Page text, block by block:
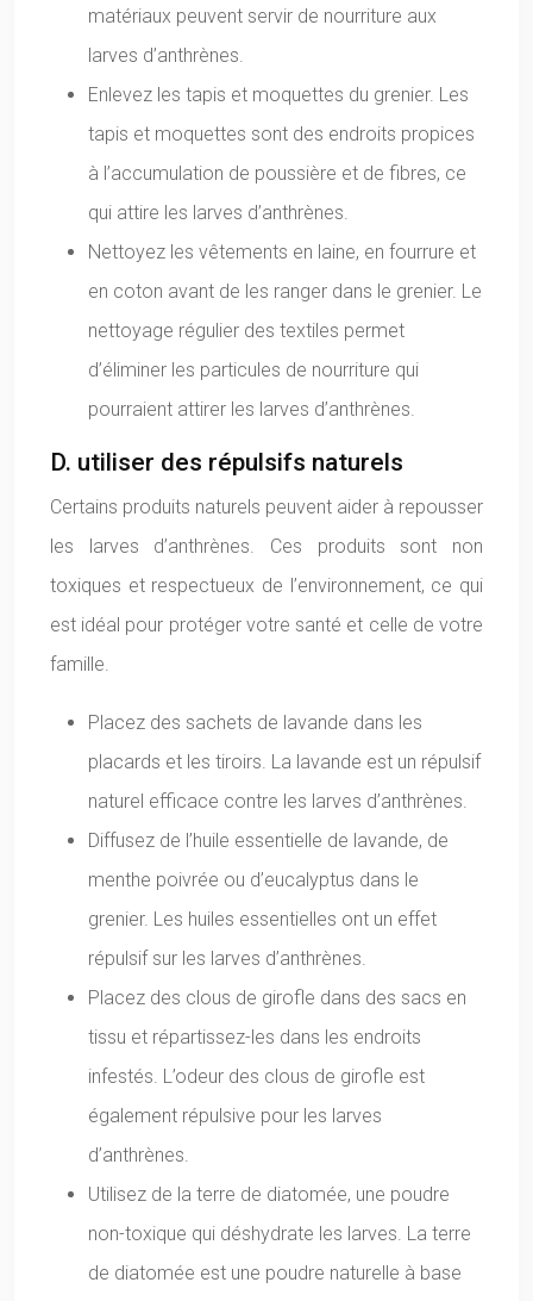
matériaux peuvent servir de nourriture aux
larves d’anthrènes.
Enlevez les tapis et moquettes du grenier. Les
tapis et moquettes sont des endroits propices
à l’accumulation de poussière et de fibres, ce
qui attire les larves d’anthrènes.
Nettoyez les vêtements en laine, en fourrure et
en coton avant de les ranger dans le grenier. Le
nettoyage régulier des textiles permet
d’éliminer les particules de nourriture qui
pourraient attirer les larves d’anthrènes.
D. utiliser des répulsifs naturels
Certains produits naturels peuvent aider à repousser
les larves d’anthrènes. Ces produits sont non
toxiques et respectueux de l’environnement, ce qui
est idéal pour protéger votre santé et celle de votre
famille.
Placez des sachets de lavande dans les
placards et les tiroirs. La lavande est un répulsif
naturel efficace contre les larves d’anthrènes.
Diffusez de l’huile essentielle de lavande, de
menthe poivrée ou d’eucalyptus dans le
grenier. Les huiles essentielles ont un effet
répulsif sur les larves d’anthrènes.
Placez des clous de girofle dans des sacs en
tissu et répartissez-les dans les endroits
infestés. L’odeur des clous de girofle est
également répulsive pour les larves
d’anthrènes.
Utilisez de la terre de diatomée, une poudre
non-toxique qui déshydrate les larves. La terre
de diatomée est une poudre naturelle à base